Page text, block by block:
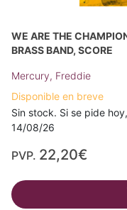
WE ARE THE
BRASS BAND, SCORE
Mercury, Freddie
Disponible en breve
Sin stock. Si se pide
14/08/26
PVP. 22,20€